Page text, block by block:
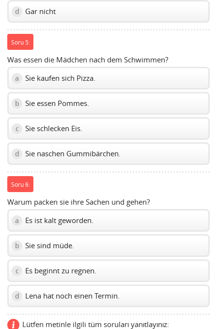
d Gar nicht
Soru 5:
Was essen die Mädchen nach dem Schwimmen?
a Sie kaufen sich Pizza.
b Sie essen Pommes.
c Sie schlecken Eis.
d Sie naschen Gummibärchen.
Soru 6:
Warum packen sie ihre Sachen und gehen?
a Es ist kalt geworden.
b Sie sind müde.
c Es beginnt zu regnen.
d Lena hat noch einen Termin.
Lütfen metinle ilgili tüm soruları yanıtlayınız: